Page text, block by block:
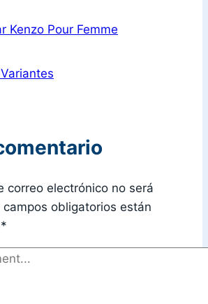
Kenzo Pour Femme
correo electrónico no será
campos obligatorios están
*